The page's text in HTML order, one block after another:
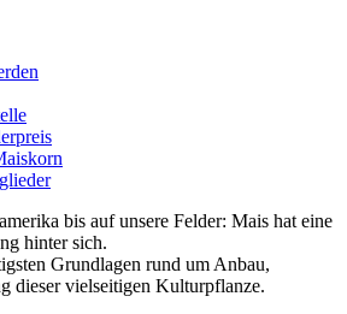
bis auf unsere Felder: Mais hat eine
hinter sich.
Grundlagen rund um Anbau,
dieser vielseitigen Kulturpflanze.